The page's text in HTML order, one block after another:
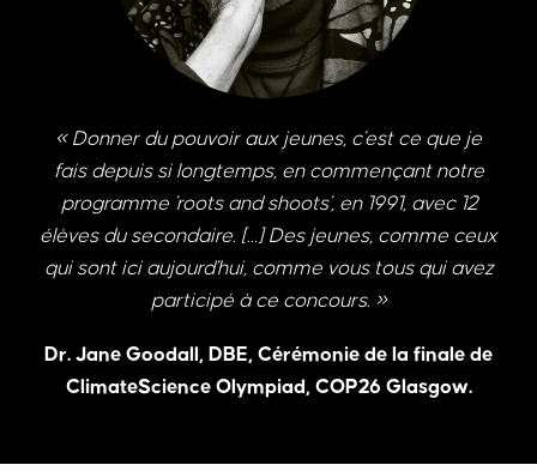
« Donner du pouvoir aux jeunes, c'est ce que je
fais depuis si longtemps, en commençant notre
programme 'roots and shoots', en 1991, avec 12
élèves du secondaire. [...] Des jeunes, comme ceux
qui sont ici aujourd'hui, comme vous tous qui avez
participé à ce concours. »
Dr. Jane Goodall, DBE, Cérémonie de la finale de
ClimateScience Olympiad, COP26 Glasgow.